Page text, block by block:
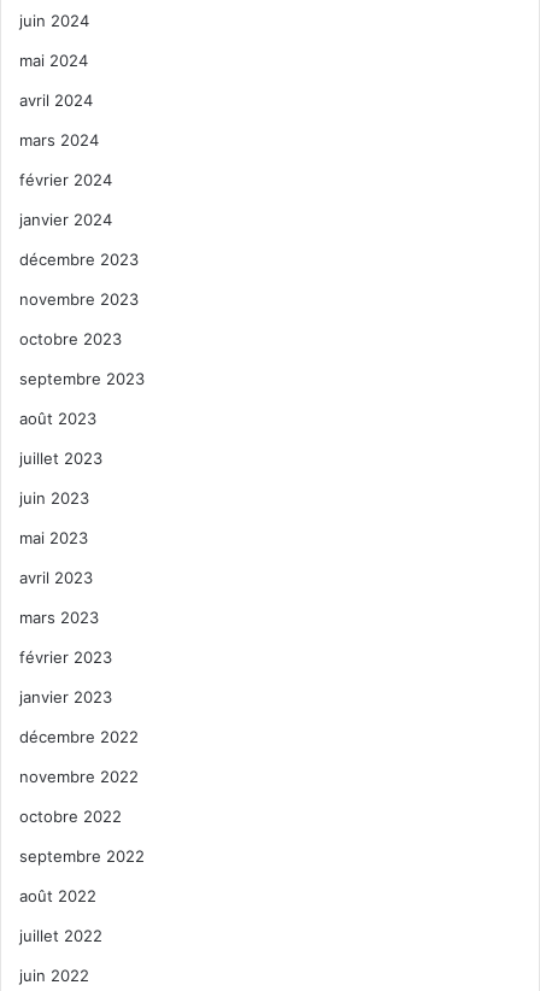
juin 2024
mai 2024
avril 2024
mars 2024
février 2024
janvier 2024
décembre 2023
novembre 2023
octobre 2023
septembre 2023
août 2023
juillet 2023
juin 2023
mai 2023
avril 2023
mars 2023
février 2023
janvier 2023
décembre 2022
novembre 2022
octobre 2022
septembre 2022
août 2022
juillet 2022
juin 2022